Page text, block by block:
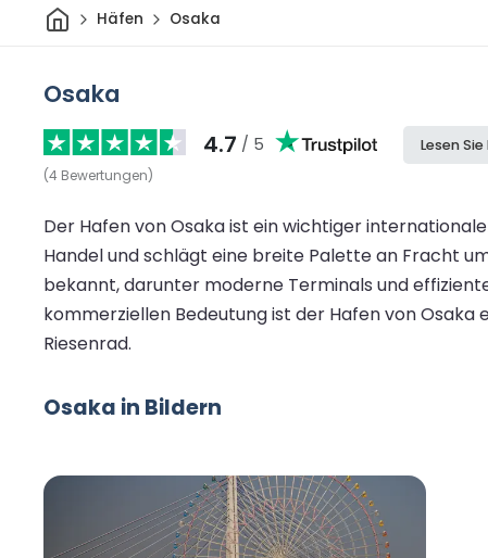
HeimHäfen Osaka
Osaka
4.7 / 5
(4 Bewertungen)
Lesen
Der Hafen von Osaka ist ein wichtiger
Handel und schlägt eine breite Palette an Fracht
bekannt, darunter moderne Terminals und
kommerziellen Bedeutung ist der Hafen von
Riesenrad.
Osaka in Bildern